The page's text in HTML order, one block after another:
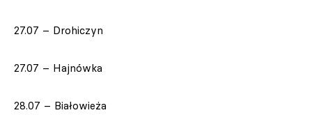
27.07 – Drohiczyn
27.07 – Hajnówka
28.07 – Białowieża